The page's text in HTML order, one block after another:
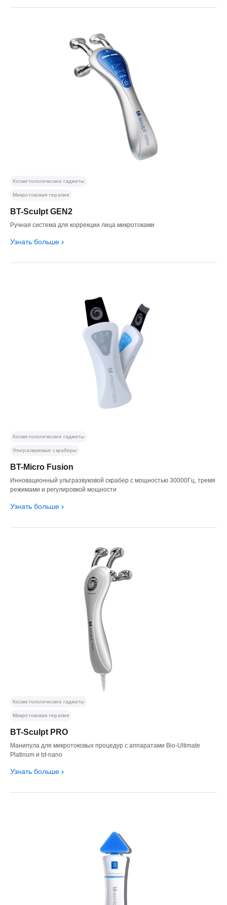
BT-Sculpt GEN2
Ручная система для коррекции лица микротоками
Узнать больше
Косметологические гаджеты
Микротоковая терапия
BT-Micro Fusion
Инновационный ультразвуковой скрабер с мощностью 30000Гц, тремя
режимами и регулировкой мощности
Узнать больше
Косметологические гаджеты
Ультразвуковые скраберы
BT-Sculpt PRO
Манипула для микротоковых процедур с аппаратами Bio-Ultimate
Platinum и bt-nano
Узнать больше
Косметологические гаджеты
Микротоковая терапия